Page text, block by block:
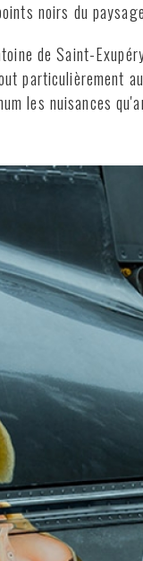
noirs du
de Saint-
particulièrement
les nuisances